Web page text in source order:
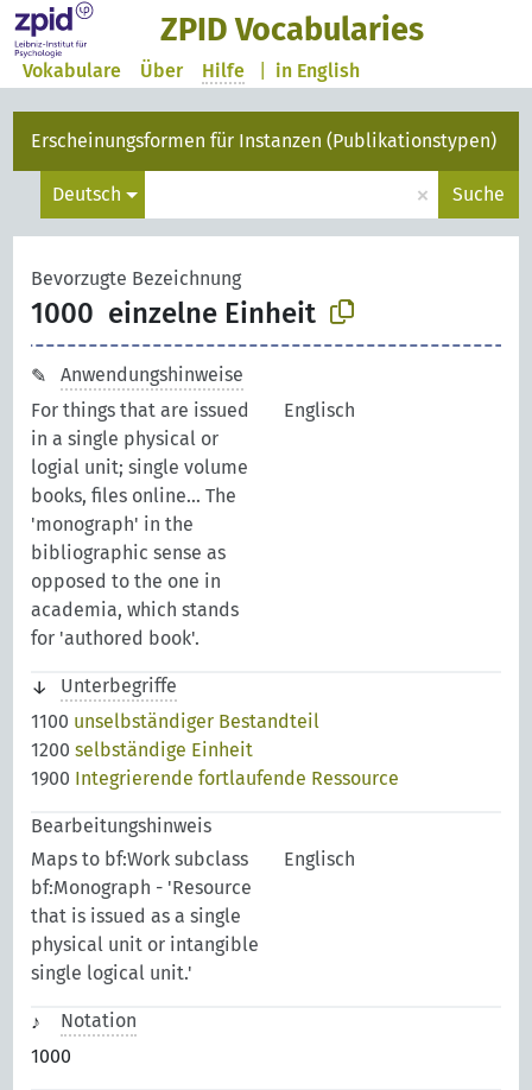
ZPID Vocabularies
in English
Vokabulare Über Hilfe
Erscheinungsformen für Instanzen (Publikationstypen)
Deutsch × Suche
Bevorzugte Bezeichnung
1000 einzelne Einheit
Anwendungshinweise
For things that are issued
in a single physical or
logial unit; single volume
books, files online... The
'monograph' in the
bibliographic sense as
opposed to the one in
academia, which stands
for 'authored book'.
Englisch
Unterbegriffe
1100 unselbständiger Bestandteil
1200selbständige Einheit
1900 Integrierende fortlaufende Ressource
Bearbeitungshinweis
Maps to bf:Work subclass
bf:Monograph - 'Resource
that is issued as a single
physical unit or intangible
single logical unit.'
Englisch
Notation
1000